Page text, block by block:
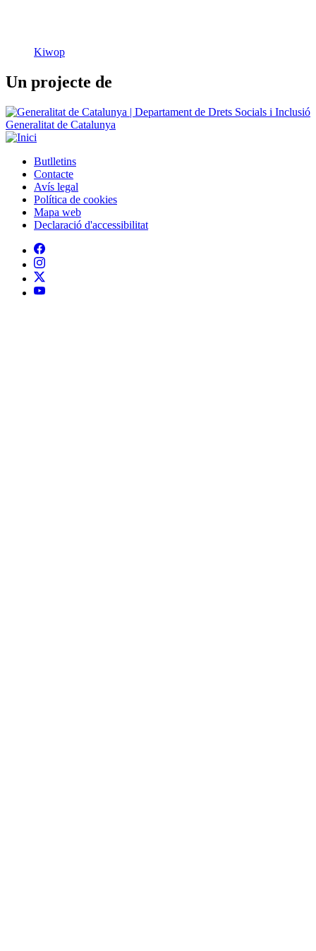
Generalitat de Catalunya
Peu
Butlletins
Contacte
Avís legal
Política de cookies
Mapa web
Declaració d'accessibilitat